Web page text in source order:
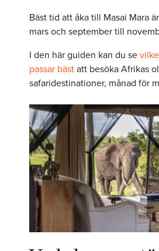
Bäst tid att åka till Masai Mara
mars och september till
I den här guiden kan du se
passar bästatt besöka Afrikas
safaridestinationer, månad för